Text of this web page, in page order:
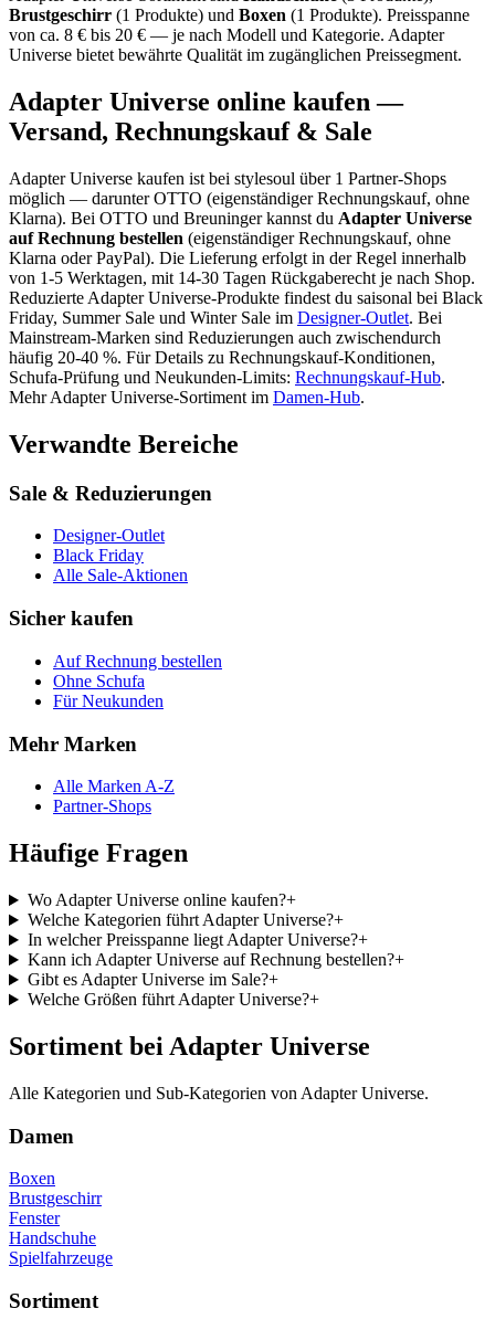
Brustgeschirr (1 Produkte) und Boxen (1 Produkte). Preisspanne
von ca. 8 € bis 20 € — je nach Modell und Kategorie. Adapter
Universe bietet bewährte Qualität im zugänglichen Preissegment.
Adapter Universe online kaufen —
Versand, Rechnungskauf & Sale
Adapter Universe kaufen ist bei stylesoul über 1 Partner-Shops
möglich — darunterOTTO (eigenständiger Rechnungskauf, ohne
Klarna). Bei OTTO und Breuninger kannst du Adapter Universe
auf Rechnung bestellen (eigenständiger Rechnungskauf, ohne
Klarna oder PayPal). Die Lieferung erfolgt in der Regel innerhalb
von 1-5 Werktagen, mit 14-30 Tagen Rückgaberecht je nach Shop.
Reduzierte Adapter Universe-Produkte findest du saisonal bei Black
Friday, Summer Sale und Winter Sale im Designer-Outlet. Bei
Mainstream-Marken sind Reduzierungen auch zwischendurch
häufig 20-40 %. Für Details zu Rechnungskauf-Konditionen,
Schufa-Prüfung und Neukunden-Limits: Rechnungskauf-Hub.
MehrAdapter Universe-Sortiment im Damen-Hub.
Verwandte Bereiche
Sale & Reduzierungen
Designer-Outlet
Black Friday
Alle Sale-Aktionen
Sicher kaufen
Auf Rechnung bestellen
Ohne Schufa
Für Neukunden
Mehr Marken
Alle Marken A-Z
Partner-Shops
Häufige Fragen
Wo Adapter Universe online kaufen?+
Welche Kategorien führt Adapter Universe?+
In welcher Preisspanne liegt Adapter Universe?+
Kann ich Adapter Universe auf Rechnung bestellen?+
Gibt es Adapter Universe im Sale?+
Welche Größen führt Adapter Universe?+
Sortiment bei Adapter Universe
Alle Kategorien und Sub-Kategorien von Adapter Universe.
Damen
Boxen
Brustgeschirr
Fenster
Handschuhe
Spielfahrzeuge
Sortiment